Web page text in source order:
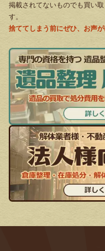
掲載されてないものでも買い
す。
捨ててしまう前にぜひ、お声